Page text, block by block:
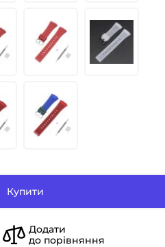
Купити
Додати
до порівняння